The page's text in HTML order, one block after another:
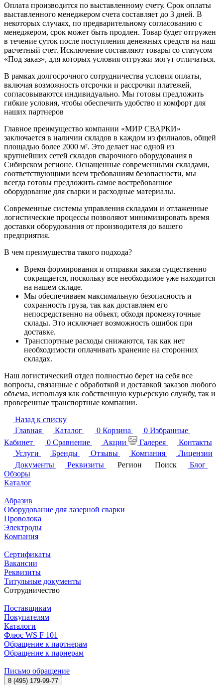
Оплата производится по выставленному счету. Срок оплаты
выставленного менеджером счета составляет до 3 дней. В
некоторых случаях, по предварительному согласованию с
менеджером, срок может быть продлен. Товар будет отгружен
в течение суток после поступления денежных средств на наш
расчетный счет. Исключение составляют товары со статусом
«Под заказ», для которых условия отгрузки могут отличаться.
В рамках долгосрочного сотрудничества условия оплаты,
включая возможность отсрочки и рассрочки платежей,
согласовываются индивидуально. Мы готовы предложить
гибкие условия, чтобы обеспечить удобство и комфорт для
наших партнеров
Главное преимущество компании «МИР СВАРКИ»
заключается в наличии складов в каждом из филиалов, общей
площадью более 2000 м². Это делает нас одной из
крупнейших сетей складов сварочного оборудования в
Сибирском регионе. Оснащенные современными складами,
соответствующими всем требованиям безопасности, мы
всегда готовы предложить самое востребованное
оборудование для сварки и расходные материалы.
Современные системы управления складами и отлаженные
логистические процессы позволяют минимизировать время
доставки оборудования от производителя до вашего
предприятия.
В чем преимущества такого подхода?
Время формирования и отправки заказа существенно
сокращается, поскольку все необходимое уже находится
на нашем складе.
Мы обеспечиваем максимальную безопасность и
сохранность груза, так как доставляем его
непосредственно на объект, обходя промежуточные
склады. Это исключает возможность ошибок при
доставке.
Транспортные расходы снижаются, так как нет
необходимости оплачивать хранение на сторонних
складах.
Наш логистический отдел полностью берет на себя все
вопросы, связанные с обработкой и доставкой заказов любого
объема, используя как собственную курьерскую службу, так и
проверенные транспортные компании.
Назад к списку
Главная
Каталог 0 Корзина 0 Избранные
Кабинет
0 Сравнение Акции Галерея
Контакты
Услуги
Бренды Отзывы Компания
Лицензии
Документы
Реквизиты Регион Поиск
Блог
Обзоры
Каталог
Абразив
Оборудование для лазерной сварки
Проволока
Электроды
Компания
Сертификаты
Вакансии
Реквизиты
Титульные документы
Сотрудничество
Поставщикам
Покупателям
Каталоги
Флюс WS F 101
Обращение к партнерам
Обращение к парнерам
Письмо обращение
8 (495) 179-99-77